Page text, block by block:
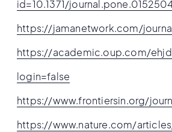
id=10.1371/
https://jamanetwork.com/
https://academic.oup.com/
login=false
https://www.frontiersin.org/
https://www.nature.com/